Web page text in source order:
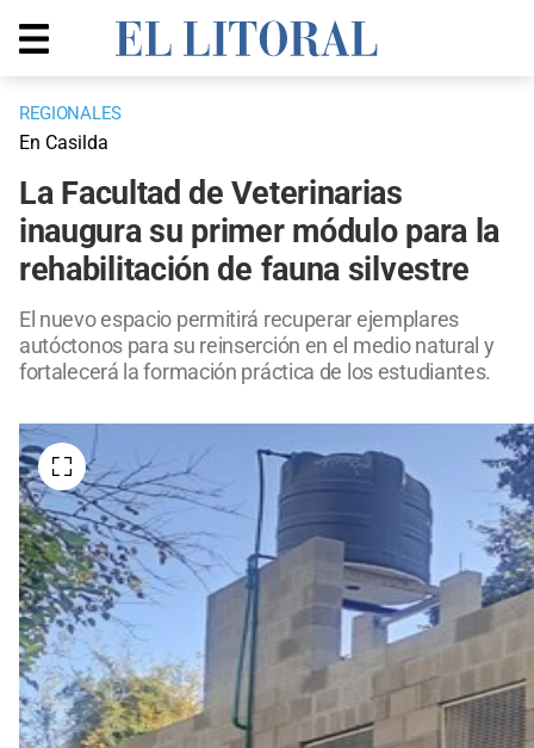
REGIONALES
En Casilda
La Facultad de Veterinarias
inaugura su primer módulo para la
rehabilitación de fauna silvestre
El nuevo espacio permitirá recuperar ejemplares
autóctonos para su reinserción en el medio natural y
fortalecerá la formación práctica de los estudiantes.